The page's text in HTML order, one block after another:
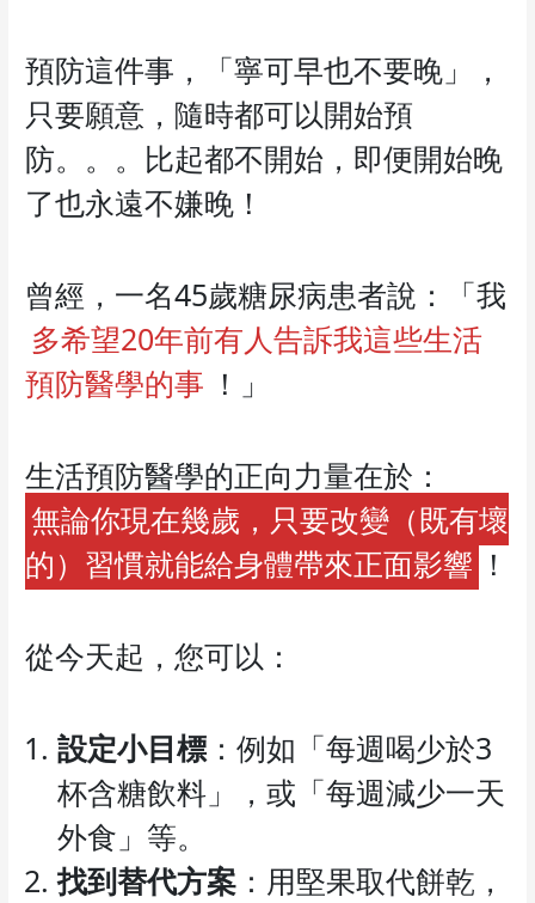
預防這件事，「寧可早也不要晚」，
只要願意，隨時都可以開始預
防。。。比起都不開始，即便開始晚
了也永遠不嫌晚！
曾經，一名45歲糖尿病患者說：「我
多希望20年前有人告訴我這些生活
預防醫學的事 ！」
生活預防醫學的正向力量在於：
無論你現在幾歲，只要改變（既有壞
的）習慣就能給身體帶來正面影響 ！
從今天起，您可以：
設定小目標 ：例如「每週喝少於3
杯含糖飲料」，或「每週減少一天
外食」等。
找到替代方案 ：用堅果取代餅乾，